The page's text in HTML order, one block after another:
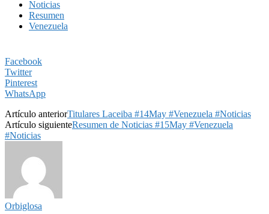
Noticias
Resumen
Venezuela
Facebook
Twitter
Pinterest
WhatsApp
Artículo anteriorTitulares Laceiba #14May #Venezuela #Noticias
Artículo siguienteResumen de Noticias #15May #Venezuela
#Noticias
Orbiglosa